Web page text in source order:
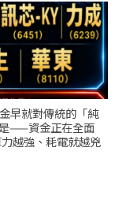
早就對傳統的「純
——資金正在全面
越強、耗電就越兇